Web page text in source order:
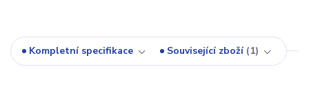
Kompletní specifikace Související zboží 1